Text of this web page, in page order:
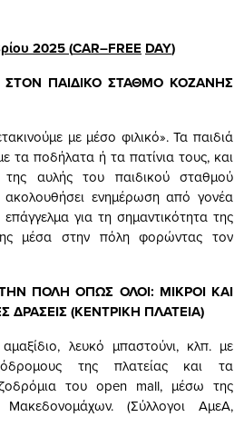
2025(CAR–FREEDAY)
ΣΤΟΝ ΠΑΙΔΙΚΟ ΣΤΑΘΜΟ ΚΟΖΑΝΗΣ
με μέσο φιλικό». Τα παιδιά
τα ποδήλατα ή τα πατίνια τους, και
αυλής του παιδικού σταθμού
ενημέρωση από γονέα
για τη σημαντικότητα της
μέσα στην πόλη φορώντας τον
ΠΟΛΗ ΟΠΩΣ ΟΛΟΙ: ΜΙΚΡΟΙ ΚΑΙ
ΔΡΑΣΕΙΣ (ΚΕΝΤΡΙΚΗ ΠΛΑΤΕΙΑ)
λευκό μπαστούνι, κλπ. με
της πλατείας και τα
του open mall, μέσω της
(Σύλλογοι ΑμεΑ,